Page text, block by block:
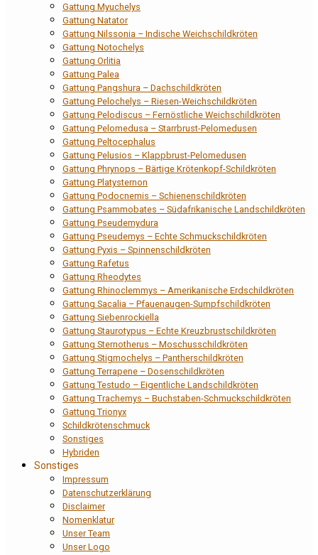
Gattung Myuchelys
Gattung Natator
Gattung Nilssonia – Indische Weichschildkröten
Gattung Notochelys
Gattung Orlitia
Gattung Palea
Gattung Pangshura – Dachschildkröten
Gattung Pelochelys – Riesen-Weichschildkröten
Gattung Pelodiscus – Fernöstliche Weichschildkröten
Gattung Pelomedusa – Starrbrust-Pelomedusen
Gattung Peltocephalus
Gattung Pelusios – Klappbrust-Pelomedusen
Gattung Phrynops – Bärtige Krötenkopf-Schildkröten
Gattung Platysternon
Gattung Podocnemis – Schienenschildkröten
Gattung Psammobates – Südafrikanische Landschildkröten
Gattung Pseudemydura
Gattung Pseudemys – Echte Schmuckschildkröten
Gattung Pyxis – Spinnenschildkröten
Gattung Rafetus
Gattung Rheodytes
Gattung Rhinoclemmys – Amerikanische Erdschildkröten
Gattung Sacalia – Pfauenaugen-Sumpfschildkröten
Gattung Siebenrockiella
Gattung Staurotypus – Echte Kreuzbrustschildkröten
Gattung Sternotherus – Moschusschildkröten
Gattung Stigmochelys – Pantherschildkröten
Gattung Terrapene – Dosenschildkröten
Gattung Testudo – Eigentliche Landschildkröten
Gattung Trachemys – Buchstaben-Schmuckschildkröten
Gattung Trionyx
Schildkrötenschmuck
Sonstiges
Hybriden
Sonstiges
Impressum
Datenschutzerklärung
Disclaimer
Nomenklatur
Unser Team
Unser Logo